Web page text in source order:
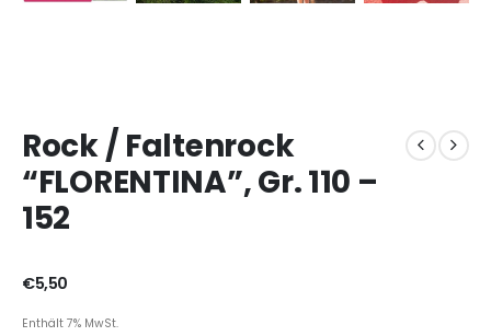
Rock / Faltenrock
“FLORENTINA”, Gr. 110 –
152
€5,50
Enthält 7% MwSt.